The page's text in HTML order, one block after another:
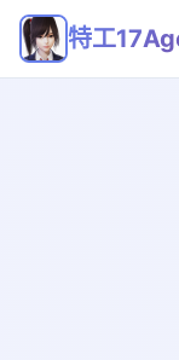
特工